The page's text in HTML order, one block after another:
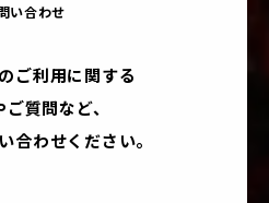
い合わせ
ご利用に関する
質問など、
合わせください。